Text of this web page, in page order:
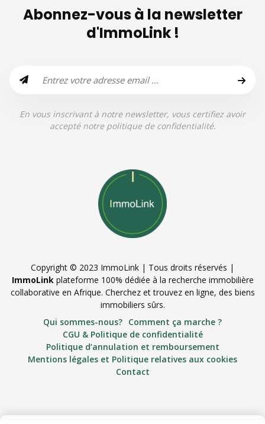
Abonnez-vous à la newsletter
d'ImmoLink !
En vous inscrivant à notre newsletter, vous certifiez avoir
accepté notre politique de confidentialité.
Copyright © 2023 ImmoLink | Tous droits réservés |
ImmoLinkplateforme 100% dédiée à la recherche immobilière
collaborative en Afrique. Cherchez et trouvez en ligne, des biens
immobiliers sûrs.
Qui sommes-nous? Comment ça marche ?
CGU & Politique de confidentialité
Politique d’annulation et remboursement
Mentions légales et Politique relatives aux cookies
Contact